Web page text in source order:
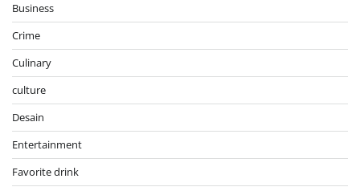
Business
Crime
Culinary
culture
Desain
Entertainment
Favorite drink